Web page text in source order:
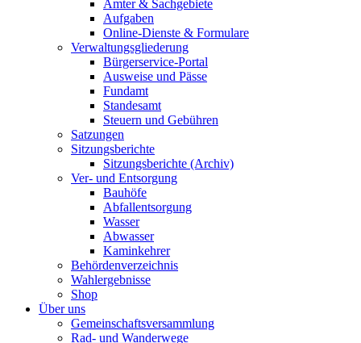
Ämter & Sachgebiete
Aufgaben
Online-Dienste & Formulare
Verwaltungsgliederung
Bürgerservice-Portal
Ausweise und Pässe
Fundamt
Standesamt
Steuern und Gebühren
Satzungen
Sitzungsberichte
Sitzungsberichte (Archiv)
Ver- und Entsorgung
Bauhöfe
Abfallentsorgung
Wasser
Abwasser
Kaminkehrer
Behördenverzeichnis
Wahlergebnisse
Shop
Über uns
Gemeinschaftsversammlung
Rad- und Wanderwege